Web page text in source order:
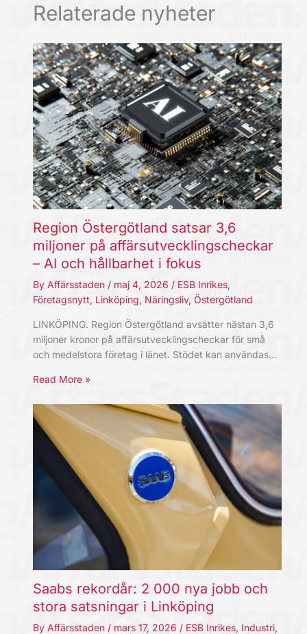
Relaterade nyheter
Region Östergötland satsar 3,6
miljoner på affärsutvecklingscheckar
– AI och hållbarhet i fokus
By Affärsstaden / maj 4, 2026 / ESB Inrikes,
Företagsnytt, Linköping, Näringsliv, Östergötland
LINKÖPING. Region Östergötland avsätter nästan 3,6
miljoner kronor på affärsutvecklingscheckar för små
och medelstora företag i länet. Stödet kan användas…
Read More »
Saabs rekordår: 2 000 nya jobb och
stora satsningar i Linköping
By Affärsstaden / mars 17, 2026 / ESB Inrikes, Industri,